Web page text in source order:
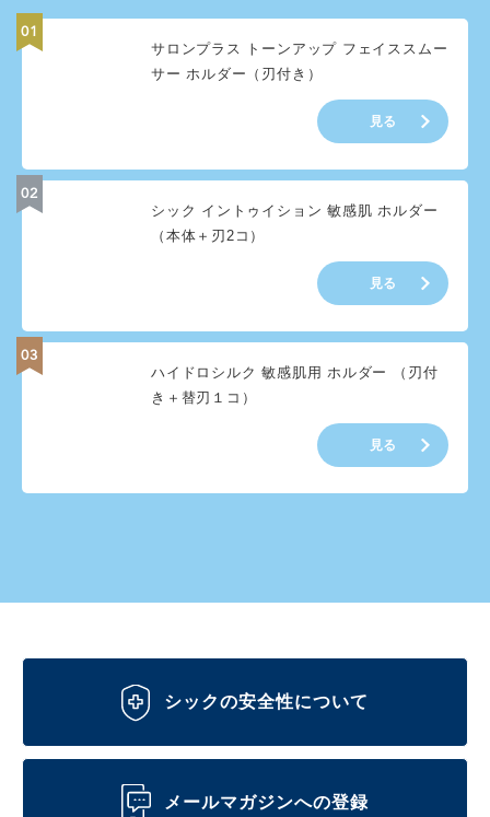
サロンプラス トーンアップ フェイススムー
サー ホルダー（刃付き）
見る
シック イントゥイション 敏感肌 ホルダー
（本体＋刃2コ）
見る
ハイドロシルク 敏感肌用 ホルダー （刃付
き＋替刃１コ）
見る
シックの安全性について
メールマガジンへの登録